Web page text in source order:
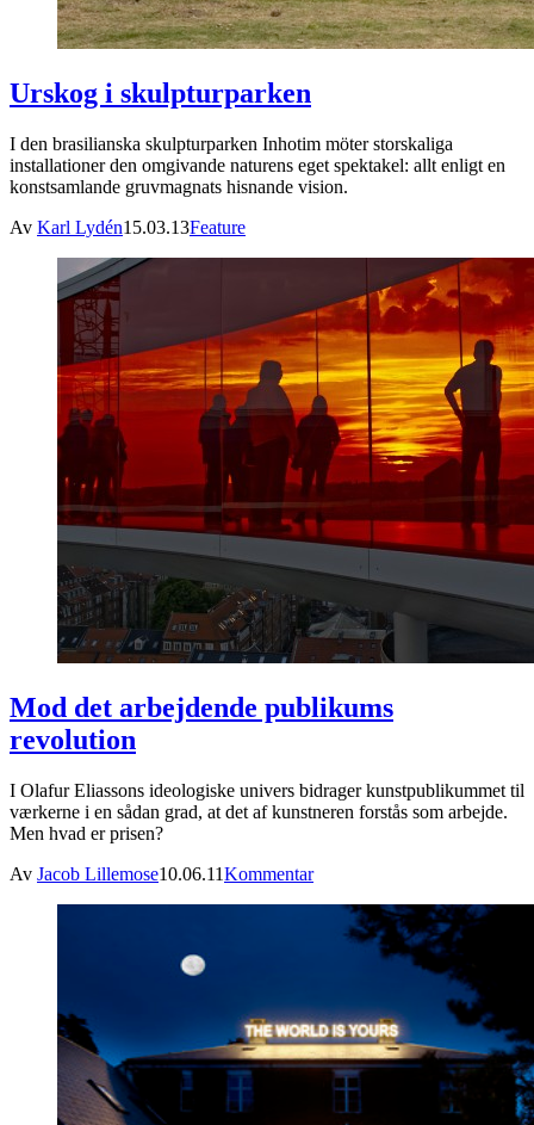
Urskog i skulpturparken
I den brasilianska skulpturparken Inhotim möter storskaliga
installationer den omgivande naturens eget spektakel: allt enligt en
konstsamlande gruvmagnats hisnande vision.
Av Karl Lydén15.03.13Feature
Mod det arbejdende publikums
revolution
I Olafur Eliassons ideologiske univers bidrager kunstpublikummet til
værkerne i en sådan grad, at det af kunstneren forstås som arbejde.
Men hvad er prisen?
Av Jacob Lillemose10.06.11Kommentar